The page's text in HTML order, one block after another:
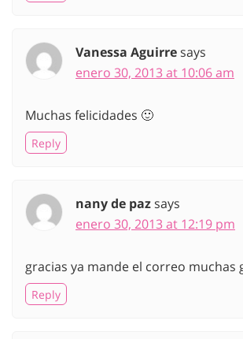
Vanessa Aguirresays
enero 30, 2013 at 10:06 am
Muchas felicidades 🙂
Reply
nany de pazsays
enero 30, 2013 at 12:19 pm
gracias ya mande el correo muchas
Reply